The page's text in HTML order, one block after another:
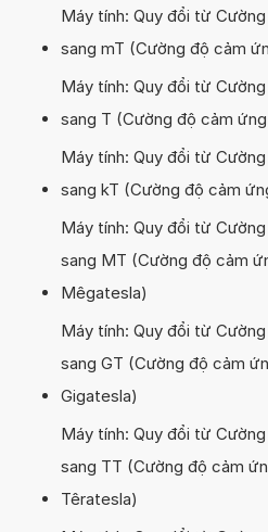
Máy tính: Quy đổi từ
sang mT (Cường độ cảm
Máy tính: Quy đổi từ
sang T (Cường độ cảm
Máy tính: Quy đổi từ
sang kT (Cường độ cảm
Máy tính: Quy đổi từ
sang MT (Cường độ cảm
Mêgatesla)
Máy tính: Quy đổi từ
sang GT (Cường độ cảm
Gigatesla)
Máy tính: Quy đổi từ
sang TT (Cường độ cảm
Têratesla)